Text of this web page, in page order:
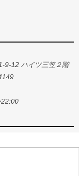
9-12 ハイツ三笠２階